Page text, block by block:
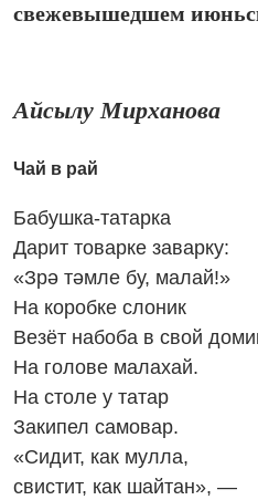
свежевышедшем
Айсылу Мирханова
Чай в рай
Бабушка-татарка
Дарит товарке заварку:
«Зрә тәмле бу, малай!»
На коробке слоник
Везёт набоба в свой
На голове малахай.
На столе у татар
Закипел самовар.
«Сидит, как мулла,
свистит, как шайтан», —